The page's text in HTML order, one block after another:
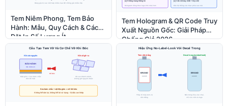
Tem Niêm Phong, Tem Bảo
Hành: Mẫu, Quy Cách & Cách
Đặt In Số Lượng Ít
Tem Hologram & QR Code Truy
Xuất Nguồn Gốc: Giải Pháp
Chống Giả 2026